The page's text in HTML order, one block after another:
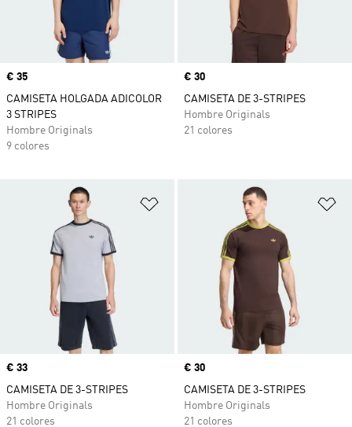
Precio
€ 35
CAMISETA HOLGADA ADICOLOR
3 STRIPES
Hombre Originals
9 colores
Precio
€ 30
CAMISETA DE 3-STRIPES
Hombre Originals
21 colores
Añadir a la lista de deseos
Precio
€ 33
CAMISETA DE 3-STRIPES
Hombre Originals
21 colores
Precio
€ 30
CAMISETA DE 3-STRIPES
Hombre Originals
21 colores